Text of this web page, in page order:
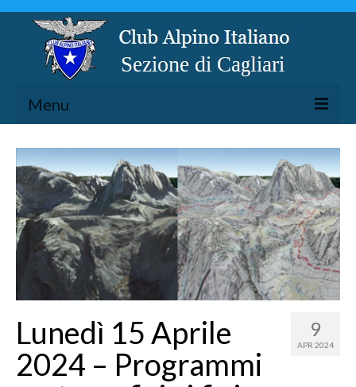
Menu
ESCURSIONISMO
SPELEOLOGIA
ARRAMPICATA
CICLOESCURSIONISMO
TORRENTISMO
9
APR 2024
Lunedì 15 Aprile
2024 – Programmi